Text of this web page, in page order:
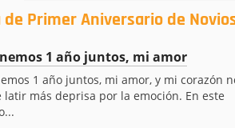
Primer Aniversario de
1 año juntos, mi amor
1 año juntos, mi amor, y mi corazón
latir más deprisa por la emoción. En este